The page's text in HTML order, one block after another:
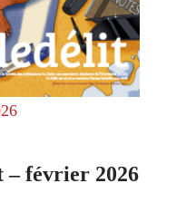
– février 2026